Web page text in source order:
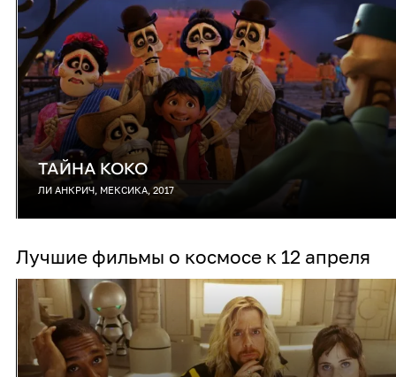
ТАЙНА КОКО
ЛИ АНКРИЧ, МЕКСИКА, 2017
Лучшие фильмы о космосе к 12 апреля